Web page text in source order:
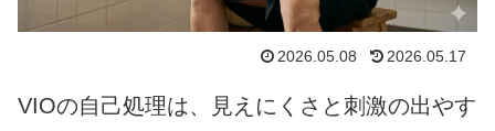
2026.05.08 2026.05.17
VIOの自己処理は、見えにくさと刺激の出やす